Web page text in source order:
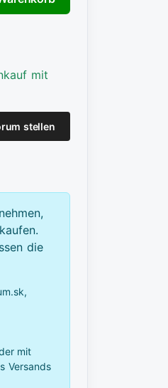
mit
stellen
die
mit
Versands